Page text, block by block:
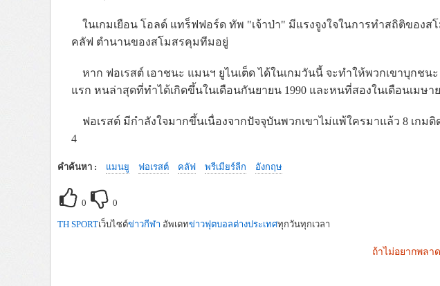
ในเกมเยือน โอลด์ แทร็ฟฟอร์ด ทัพ "เจ้าป่า" มีแรงจูงใจในการทำสถิติของส
คลัฟ ตำนานของสโมสรคุมทีมอยู่
หาก ฟอเรสต์ เอาชนะ แมนฯ ยูไนเต็ด ได้ในเกมวันนี้ จะทำให้พวกเขาบุกชน
แรก หนล่าสุดที่ทำได้เกิดขึ้นในเดือนกันยายน 1990 และหนที่สองในเดือนเมษาย
ฟอเรสต์ มีกำลังใจมากขึ้นเนื่องจากปัจจุบันพวกเขาไม่แพ้ใครมาแล้ว 8 เกม
4
คำค้นหา : แมนยู ฟอเรสต์ คลัฟ พรีเมียร์ลีก อังกฤษ
0 0
TH SPORTเว็บไซต์ข่าวกีฬา อัพเดทข่าวฟุตบอลต่างประเทศทุกวันทุกเวลา
ถ้าไม่อยากพลา